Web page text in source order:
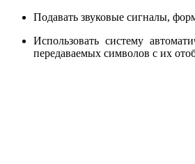
Подавать звуковые сигналы,
Использовать систему
передаваемых символов с их